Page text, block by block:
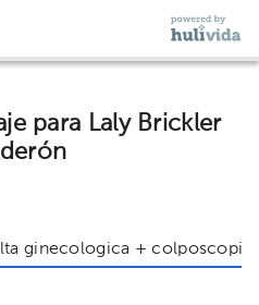
para Laly Brickler